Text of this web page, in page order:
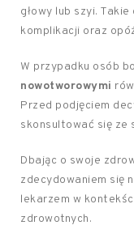
głowy lub szyi.
komplikacji oraz
W przypadku osób
nowotworowymi
Przed podjęciem
skonsultować się ze
Dbając o swoje
zdecydowaniem się
lekarzem w
zdrowotnych.